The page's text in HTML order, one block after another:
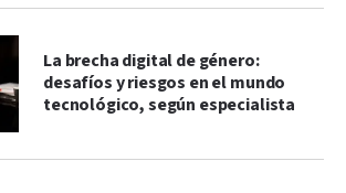
La brecha digital de género:
desafíos y riesgos en el mundo
tecnológico, según especialista